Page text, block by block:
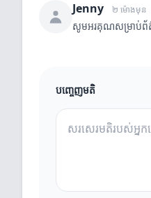
Jenny ២ ម៉ោងមុន
សូមអរគុណសម្រាប់ព័ត៌
បញ្ចេញមតិ